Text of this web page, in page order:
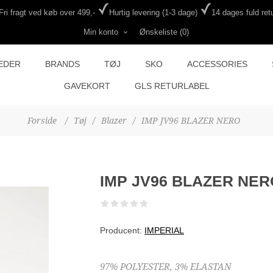
Fri fragt ved køb over 499,- Hurtig levering (1-3 dage) 14 dages fuld
Min konto Ønskeliste (0)
BRANDS TØJ SKO ACCESSORIES
GAVEKORT GLS RETURLABEL
Forside / Tøj / Blazer / IMP JV96 BLAZER NERO
IMP JV96 BLAZER
Producent: IMPERIAL
97% POLYESTER, 3% ELASTAN